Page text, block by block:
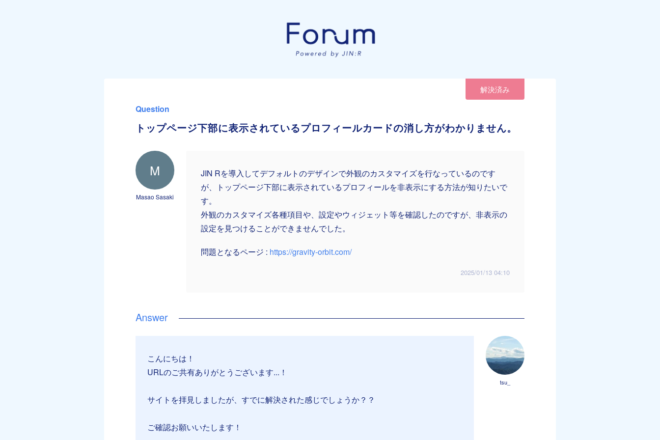
解決済み
Question
トップページ下部に表示されているプロフィールカードの消し方がわかりません。
M
Masao Sasaki
JIN Rを導入してデフォルトのデザインで外観のカスタマイズを行なっているのです
が、トップページ下部に表示されているプロフィールを非表示にする方法が知りたいで
す。
外観のカスタマイズ各種項目や、設定やウィジェット等を確認したのですが、非表示の
設定を見つけることができませんでした。
問題となるページ : https://gravity-orbit.com/
2025/01/13 04:10
tsu_
こんにちは！
URLのご共有ありがとうございます...！
サイトを拝見しましたが、すでに解決された感じでしょうか？？
ご確認お願いいたします！